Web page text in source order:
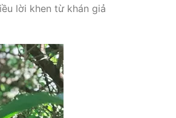
lời khen từ khán giả